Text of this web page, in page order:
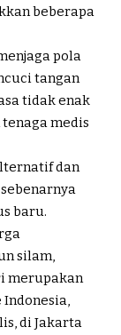
beberapa
pola
tangan
tidak enak
medis
dan
baru.
silam,
merupakan
Indonesia,
di Jakarta